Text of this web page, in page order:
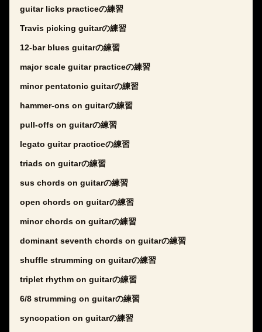
guitar licks practiceの練習
Travis picking guitarの練習
12-bar blues guitarの練習
major scale guitar practiceの練習
minor pentatonic guitarの練習
hammer-ons on guitarの練習
pull-offs on guitarの練習
legato guitar practiceの練習
triads on guitarの練習
sus chords on guitarの練習
open chords on guitarの練習
minor chords on guitarの練習
dominant seventh chords on guitarの練習
shuffle strumming on guitarの練習
triplet rhythm on guitarの練習
6/8 strumming on guitarの練習
syncopation on guitarの練習